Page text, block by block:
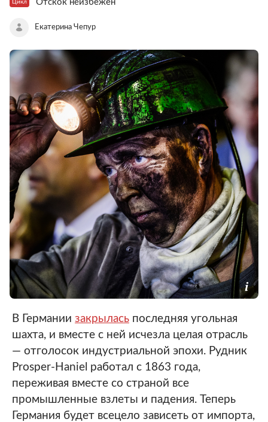
Цикл Отскок неизбежен
Екатерина Чепур
В Германии закрылась последняя угольная
шахта, и вместе с ней исчезла целая отрасль
— отголосок индустриальной эпохи. Рудник
Prosper-Haniel работал с 1863 года,
переживая вместе со страной все
промышленные взлеты и падения. Теперь
Германия будет всецело зависеть от импорта,